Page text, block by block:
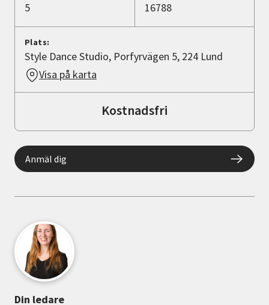
5 16788
Plats:
Style Dance Studio, Porfyrvägen 5, 224 Lund
Visa på karta
Kostnadsfri
Anmäl dig
Din ledare